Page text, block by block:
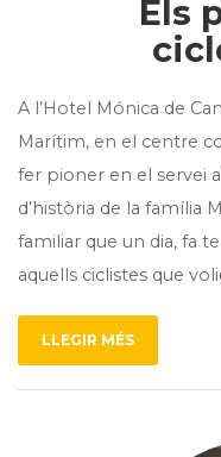
Els
A l’Hotel Mónica de
Marítim, en el centre
fer pioner en el servei
d’història de la família
familiar que un dia, fa
aquells ciclistes que
LLEGIR MÉS